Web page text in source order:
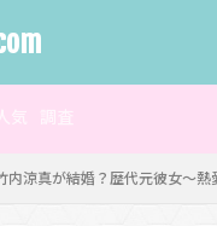
内涼真が結婚？歴代元彼女～